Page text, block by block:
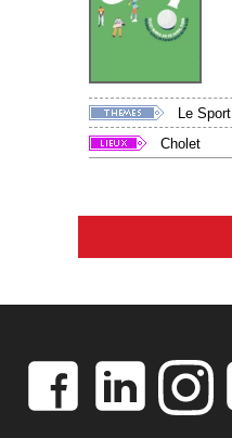
Le Sport
Cholet